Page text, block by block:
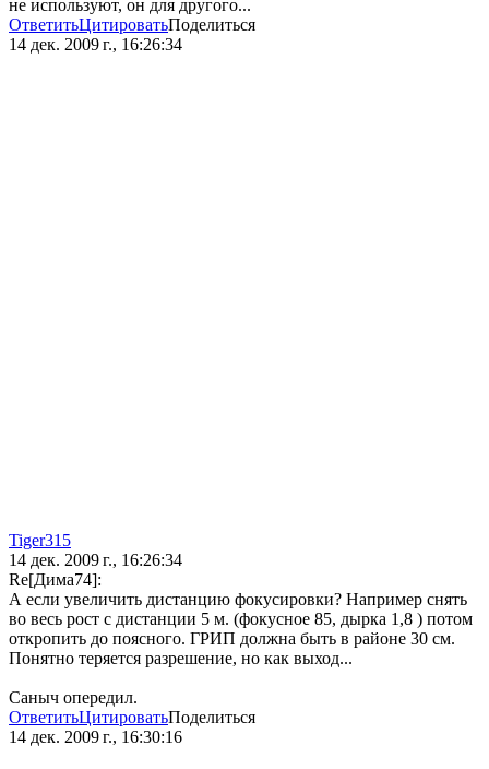
не используют, он для другого...
ОтветитьЦитироватьПоделиться
14 дек. 2009 г., 16:26:34
Tiger315
14 дек. 2009 г., 16:26:34
Re[Дима74]:
А если увеличить дистанцию фокусировки? Например снять
во весь рост с дистанции 5 м. (фокусное 85, дырка 1,8 ) потом
откропить до поясного. ГРИП должна быть в районе 30 см.
Понятно теряется разрешение, но как выход...
Саныч опередил.
ОтветитьЦитироватьПоделиться
14 дек. 2009 г., 16:30:16